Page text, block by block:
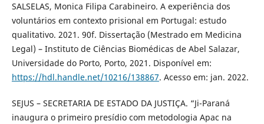
SALSELAS, Monica Filipa Carabineiro. A experiência dos
voluntários em contexto prisional em Portugal: estudo
qualitativo. 2021. 90f. Dissertação (Mestrado em Medicina
Legal) – Instituto de Ciências Biomédicas de Abel Salazar,
Universidade do Porto, Porto, 2021. Disponível em:
https://hdl.handle.net/10216/138867. Acesso em: jan. 2022.
SEJUS – SECRETARIA DE ESTADO DA JUSTIÇA. “Ji-Paraná
inaugura o primeiro presídio com metodologia Apac na